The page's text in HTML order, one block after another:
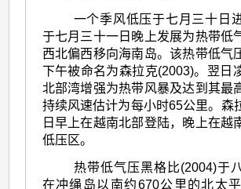
一个季风低压于七月三十日
于七月三十一日晚上发展为热带低
西北偏西移向海南岛。该热带低气
下午被命名为森拉克(2003)。翌日
北部湾增强为热带风暴及达到其最
持续风速估计为每小时65公里。森
日早上在越南北部登陆，晚上在越
低压区。
热带低气压黑格比(2004)于
在冲绳岛以南约670公里的北太